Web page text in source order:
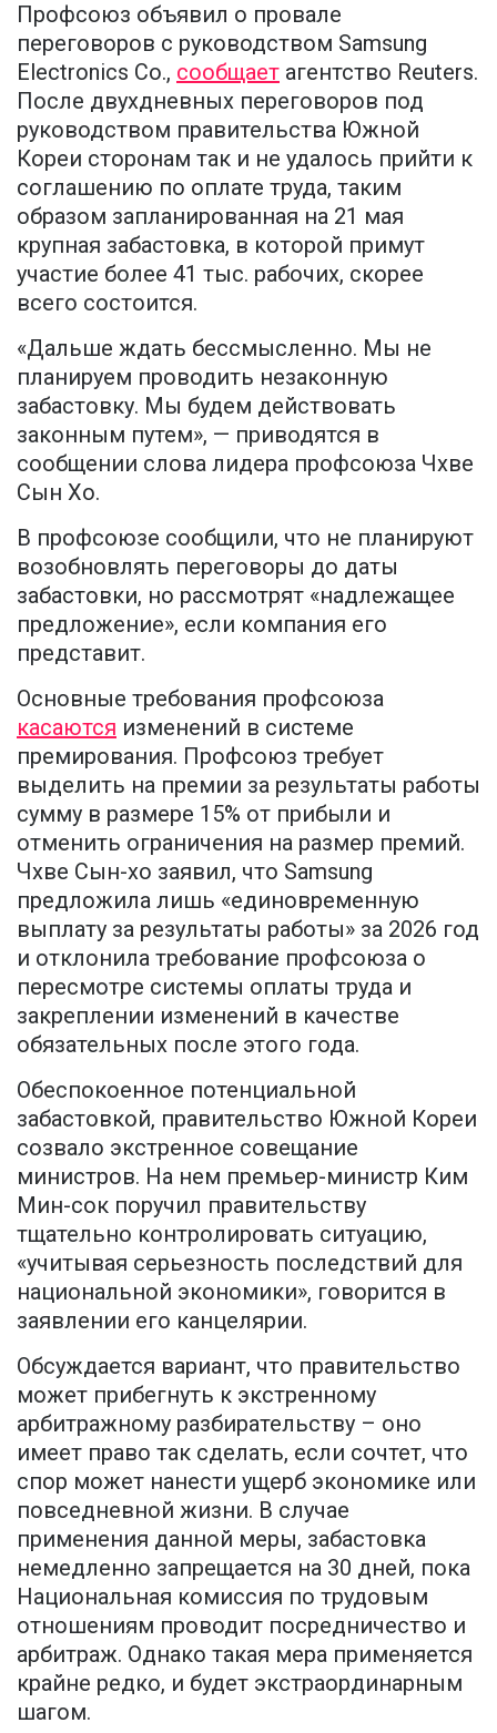
Профсоюз объявил о провале
переговоров с руководством Samsung
Electronics Co., сообщает агентство Reuters.
После двухдневных переговоров под
руководством правительства Южной
Кореи сторонам так и не удалось прийти к
соглашению по оплате труда, таким
образом запланированная на 21 мая
крупная забастовка, в которой примут
участие более 41 тыс. рабочих, скорее
всего состоится.
«Дальше ждать бессмысленно. Мы не
планируем проводить незаконную
забастовку. Мы будем действовать
законным путем», — приводятся в
сообщении слова лидера профсоюза Чхве
Сын Хо.
В профсоюзе сообщили, что не планируют
возобновлять переговоры до даты
забастовки, но рассмотрят «надлежащее
предложение», если компания его
представит.
Основные требования профсоюза
касаются изменений в системе
премирования. Профсоюз требует
выделить на премии за результаты работы
сумму в размере 15% от прибыли и
отменить ограничения на размер премий.
Чхве Сын-хо заявил, что Samsung
предложила лишь «единовременную
выплату за результаты работы» за 2026 год
и отклонила требование профсоюза о
пересмотре системы оплаты труда и
закреплении изменений в качестве
обязательных после этого года.
Обеспокоенное потенциальной
забастовкой, правительство Южной Кореи
созвало экстренное совещание
министров. На нем премьер-министр Ким
Мин-сок поручил правительству
тщательно контролировать ситуацию,
«учитывая серьезность последствий для
национальной экономики», говорится в
заявлении его канцелярии.
Обсуждается вариант, что правительство
может прибегнуть к экстренному
арбитражному разбирательству – оно
имеет право так сделать, если сочтет, что
спор может нанести ущерб экономике или
повседневной жизни. В случае
применения данной меры, забастовка
немедленно запрещается на 30 дней, пока
Национальная комиссия по трудовым
отношениям проводит посредничество и
арбитраж. Однако такая мера применяется
крайне редко, и будет экстраординарным
шагом.